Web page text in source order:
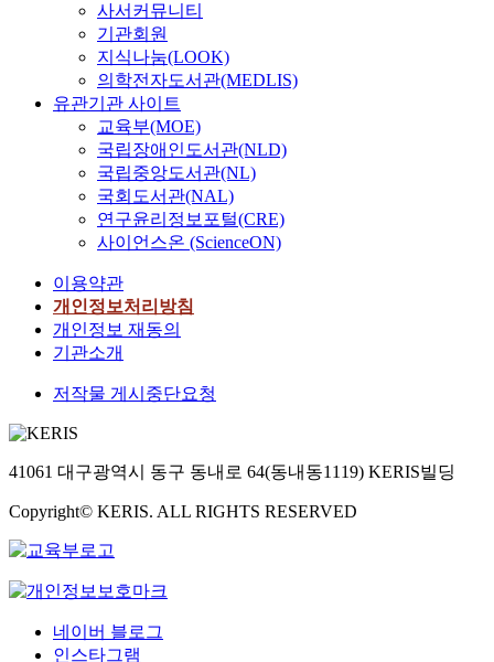
사서커뮤니티
기관회원
지식나눔(LOOK)
의학전자도서관(MEDLIS)
유관기관 사이트
교육부(MOE)
국립장애인도서관(NLD)
국립중앙도서관(NL)
국회도서관(NAL)
연구윤리정보포털(CRE)
사이언스온 (ScienceON)
이용약관
개인정보처리방침
개인정보 재동의
기관소개
저작물 게시중단요청
41061 대구광역시 동구 동내로 64(동내동1119) KERIS빌딩
Copyright© KERIS. ALL RIGHTS RESERVED
네이버 블로그
인스타그램